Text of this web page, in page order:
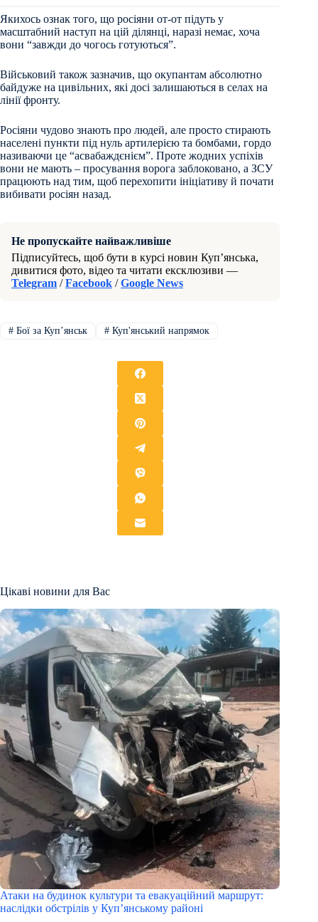
Якихось ознак того, що росіяни от-от підуть у
масштабний наступ на цій ділянці, наразі немає, хоча
вони “завжди до чогось готуються”.
Військовий також зазначив, що окупантам абсолютно
байдуже на цивільних, які досі залишаються в селах на
лінії фронту.
Росіяни чудово знають про людей, але просто стирають
населені пункти під нуль артилерією та бомбами, гордо
називаючи це “асвабаждєнієм”. Проте жодних успіхів
вони не мають – просування ворога заблоковано, а ЗСУ
працюють над тим, щоб перехопити ініціативу й почати
вибивати росіян назад.
Не пропускайте найважливіше
Підписуйтесь, щоб бути в курсі новин Куп’янська,
дивитися фото, відео та читати ексклюзиви —
Telegram /Facebook /Google News
#Бої за Купʼянськ #Куп'янський напрямок
Цікаві новини для Вас
Атаки на будинок культури та евакуаційний маршрут:
наслідки обстрілів у Куп’янському районі